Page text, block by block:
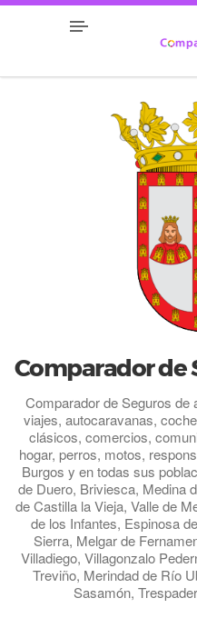
Comparador de
Comparador de Seguros de
viajes, autocaravanas,
clásicos, comercios,
hogar, perros, motos,
Burgos y en todas sus
de Duero, Briviesca, Medina
de Castilla la Vieja, Valle de
de los Infantes, Espinosa
Sierra, Melgar de
Villadiego, Villagonzalo
Treviño, Merindad de Río
Sasamón,